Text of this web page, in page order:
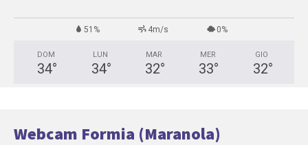
51% 4m/s 0%
DOM
34°
LUN
34°
MAR
32°
MER
33°
GIO
32°
Webcam Formia (Maranola)